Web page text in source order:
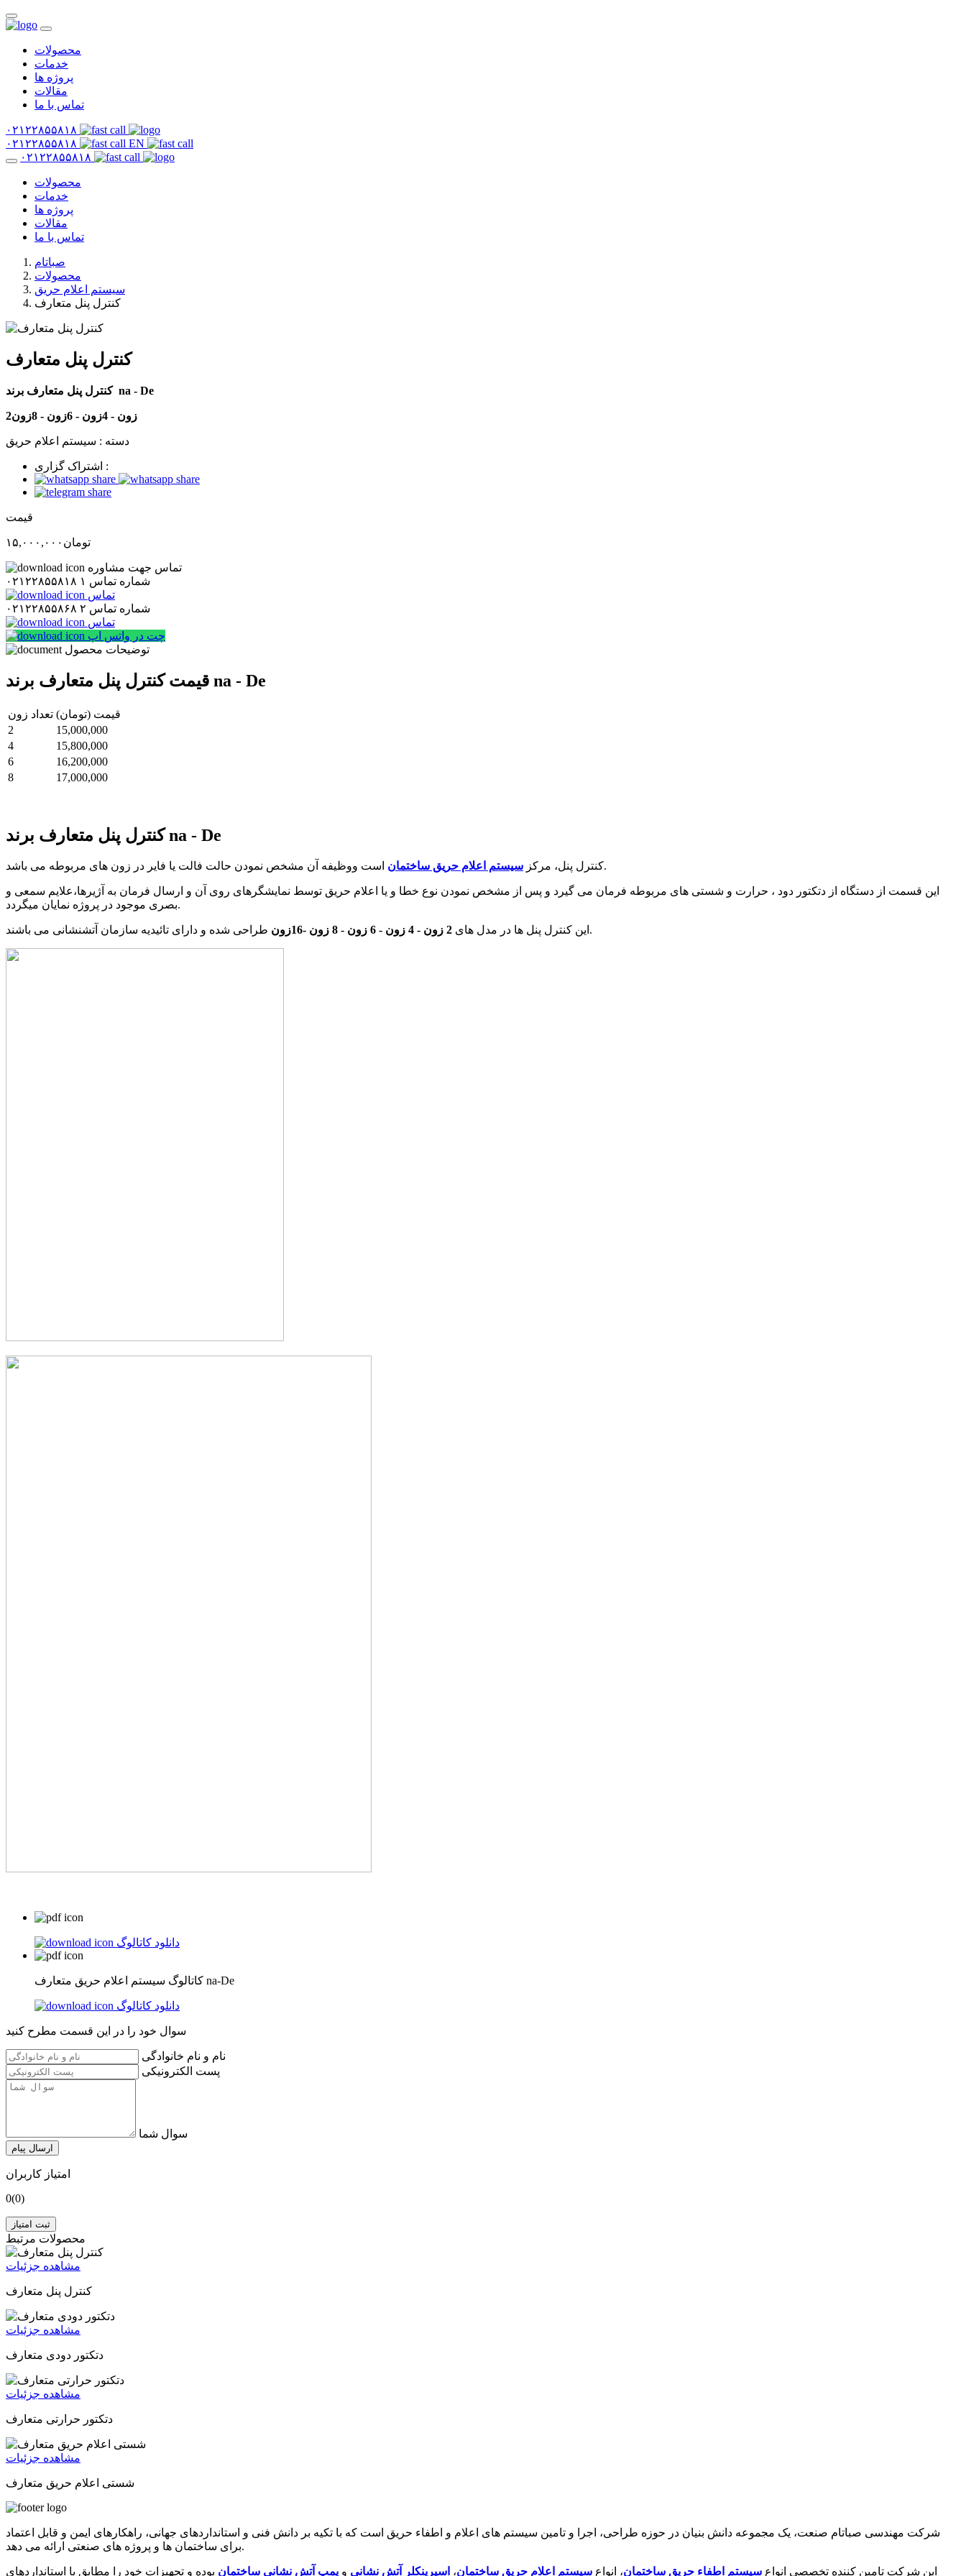
محصولات
خدمات
پروژه ها
مقالات
تماس با ما
۰۲۱۲۲۸۵۵۸۱۸
۰۲۱۲۲۸۵۵۸۱۸
EN
۰۲۱۲۲۸۵۵۸۱۸
محصولات
خدمات
پروژه ها
مقالات
تماس با ما
صباتام
محصولات
سیستم اعلام حریق
کنترل پنل متعارف
کنترل پنل متعارف
کنترل پنل متعارف برند na - De
2زون - 4زون - 6زون - 8زون
دسته : سیستم اعلام حریق
اشتراک گزاری :
قیمت
۱۵,۰۰۰,۰۰۰ تومان
تماس جهت مشاوره
شماره تماس ۱
۰۲۱۲۲۸۵۵۸۱۸
تماس
شماره تماس ۲
۰۲۱۲۲۸۵۵۸۶۸
تماس
چت در واتس اپ
توضیحات محصول
قیمت کنترل پنل متعارف برند na - De
تعداد زون قیمت (تومان)
2
15,000,000
4
15,800,000
6
16,200,000
8
17,000,000
کنترل پنل متعارف برند na - De
کنترل پنل، مرکز سیستم اعلام حریق ساختمان است ووظیفه آن مشخص نمودن حالت فالت یا فایر در زون های مربوطه می باشد.
این قسمت از دستگاه از دتکتور دود ، حرارت و شستی های مربوطه فرمان می گیرد و پس از مشخص نمودن نوع خطا و یا اعلام حریق توسط نمایشگرهای روی آن و ارسال فرمان به آژیرها،علایم سمعی و
بصری موجود در پروژه نمایان میگردد.
این کنترل پنل ها در مدل های 2 زون - 4 زون - 6 زون - 8 زون -16زون طراحی شده و دارای تائیدیه سازمان آتشنشانی می باشند.
دانلود کاتالوگ
کاتالوگ سیستم اعلام حریق متعارف na-De
دانلود کاتالوگ
سوال خود را در این قسمت مطرح کنید
نام و نام خانوادگی
پست الکترونیکی
سوال شما
ارسال پیام
امتیاز کاربران
0(0)
ثبت امتیاز
محصولات مرتبط
مشاهده جزئیات
کنترل پنل متعارف
مشاهده جزئیات
دتکتور دودی متعارف
مشاهده جزئیات
دتکتور حرارتی متعارف
مشاهده جزئیات
شستی اعلام حریق متعارف
شرکت مهندسی صباتام صنعت، یک مجموعه دانش بنیان در حوزه طراحی، اجرا و تامین سیستم های اعلام و اطفاء حریق است که با تکیه بر دانش فنی و استانداردهای جهانی، راهکارهای ایمن و قابل اعتماد
برای ساختمان ها و پروژه های صنعتی ارائه می دهد.
این شرکت تامین کننده تخصصی انواع سیستم اطفاء حریق ساختمان، انواع سیستم اعلام حریق ساختمان، اسپرینکلر آتش نشانی و پمپ آتش نشانی ساختمان بوده و تجهیزات خود را مطابق با استانداردهای